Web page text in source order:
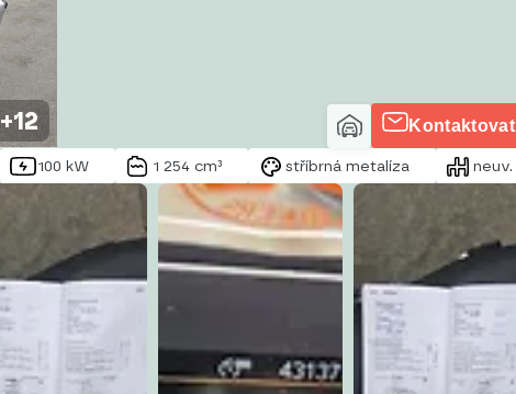
+12 Kontaktovat
100 kW 1 254 cm³ stříbrná metalíza neuv.